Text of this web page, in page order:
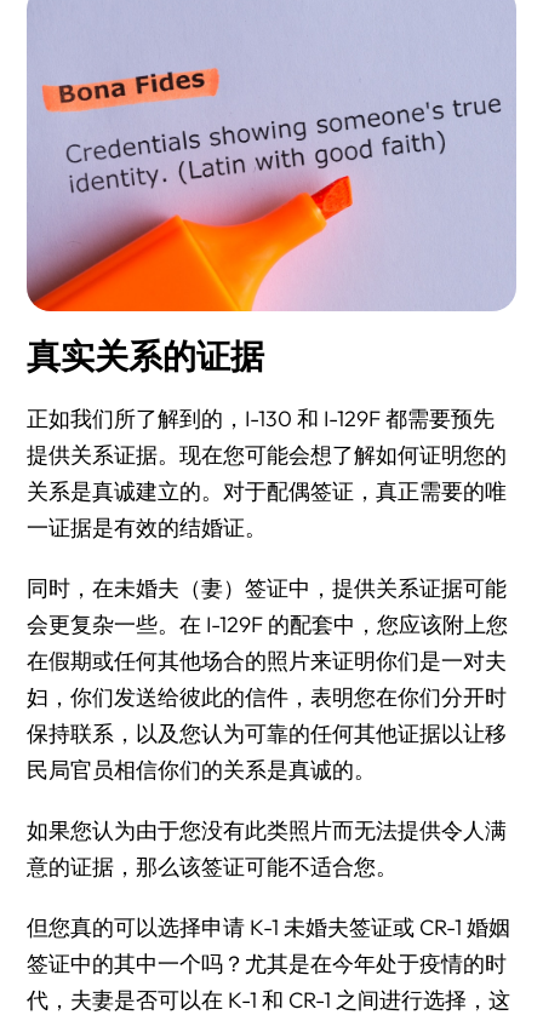
真实关系的证据
正如我们所了解到的，I-130 和 I-129F 都需要预先
提供关系证据。现在您可能会想了解如何证明您的
关系是真诚建立的。对于配偶签证，真正需要的唯
一证据是有效的结婚证。
同时，在未婚夫（妻）签证中，提供关系证据可能
会更复杂一些。在 I-129F 的配套中，您应该附上您
在假期或任何其他场合的照片来证明你们是一对夫
妇，你们发送给彼此的信件，表明您在你们分开时
保持联系，以及您认为可靠的任何其他证据以让移
民局官员相信你们的关系是真诚的。
如果您认为由于您没有此类照片而无法提供令人满
意的证据，那么该签证可能不适合您。
但您真的可以选择申请 K-1 未婚夫签证或 CR-1 婚姻
签证中的其中一个吗？尤其是在今年处于疫情的时
代，夫妻是否可以在 K-1 和 CR-1 之间进行选择，这